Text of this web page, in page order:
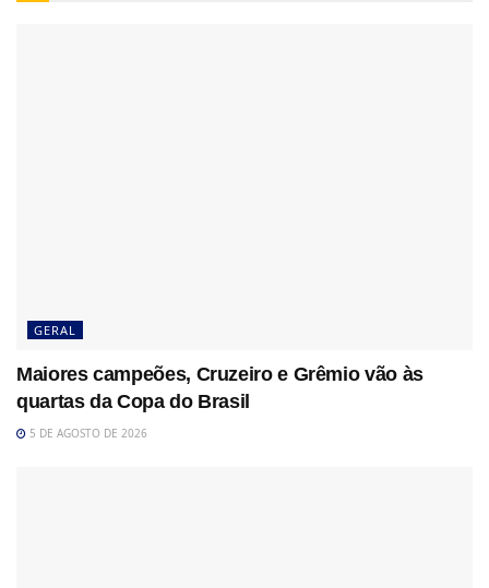
GERAL
Maiores campeões, Cruzeiro e Grêmio vão às
quartas da Copa do Brasil
5 DE AGOSTO DE 2026